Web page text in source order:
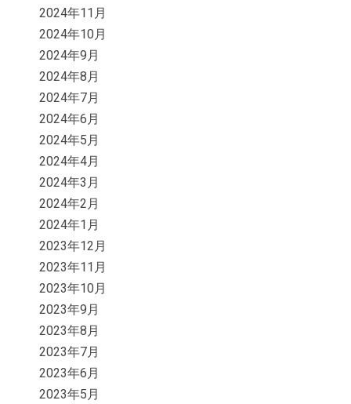
2024年11月
2024年10月
2024年9月
2024年8月
2024年7月
2024年6月
2024年5月
2024年4月
2024年3月
2024年2月
2024年1月
2023年12月
2023年11月
2023年10月
2023年9月
2023年8月
2023年7月
2023年6月
2023年5月